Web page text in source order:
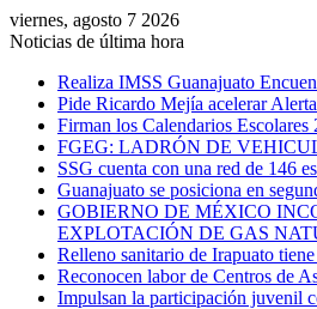
viernes, agosto 7 2026
Noticias de última hora
Realiza IMSS Guanajuato
Pide Ricardo Mejía acelerar
Firman los Calendarios
FGEG: LADRÓN DE
SSG cuenta con una red de 146
Guanajuato se posiciona en
GOBIERNO DE MÉXICO
EXPLOTACIÓN DE GAS
Relleno sanitario de Irapuato
Reconocen labor de Centros de
Impulsan la participación juvenil